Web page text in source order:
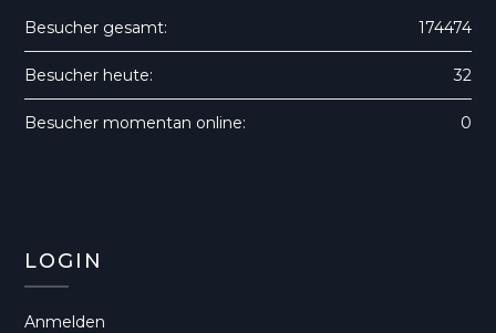
174474
Besucher gesamt:
32
Besucher heute:
0
Besucher momentan online:
LOGIN
Anmelden